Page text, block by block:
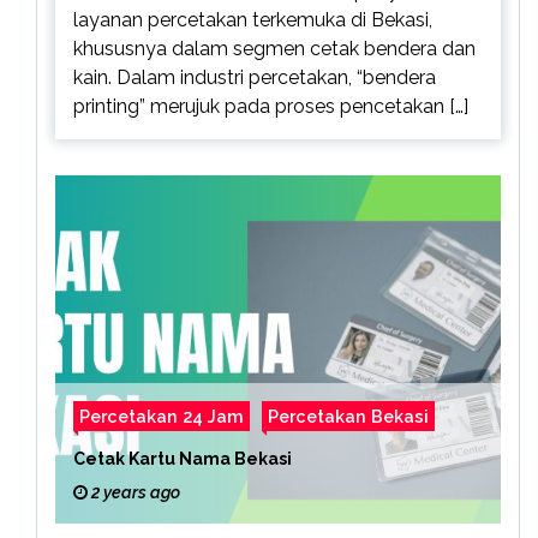
layanan percetakan terkemuka di Bekasi,
khususnya dalam segmen cetak bendera dan
kain. Dalam industri percetakan, “bendera
printing” merujuk pada proses pencetakan […]
Percetakan 24 Jam Percetakan Bekasi
Cetak Kartu Nama Bekasi
2 years ago